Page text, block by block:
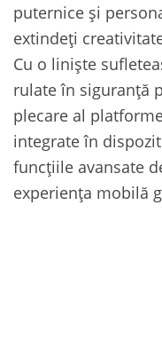
puternice și
extindeți
Cu o liniște
rulate în siguranță
plecare al
integrate în
funcțiile avansate
experiența mobilă